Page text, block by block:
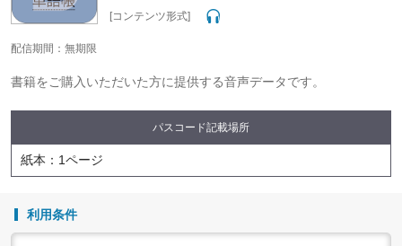
[コンテンツ形式]
配信期間：無期限
書籍をご購入いただいた方に提供する音声データです。
パスコード記載場所
紙本：1ページ
利用条件